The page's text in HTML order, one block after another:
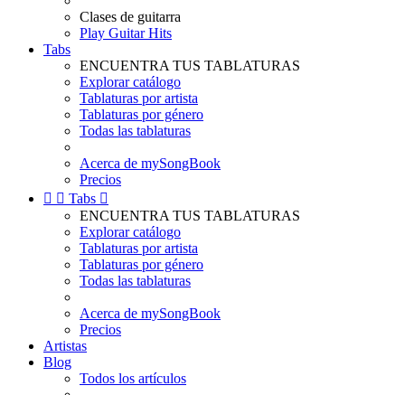
Clases de guitarra
Play Guitar Hits
Tabs
ENCUENTRA TUS TABLATURAS
Explorar catálogo
Tablaturas por artista
Tablaturas por género
Todas las tablaturas
Acerca de mySongBook
Precios
  Tabs 
ENCUENTRA TUS TABLATURAS
Explorar catálogo
Tablaturas por artista
Tablaturas por género
Todas las tablaturas
Acerca de mySongBook
Precios
Artistas
Blog
Todos los artículos